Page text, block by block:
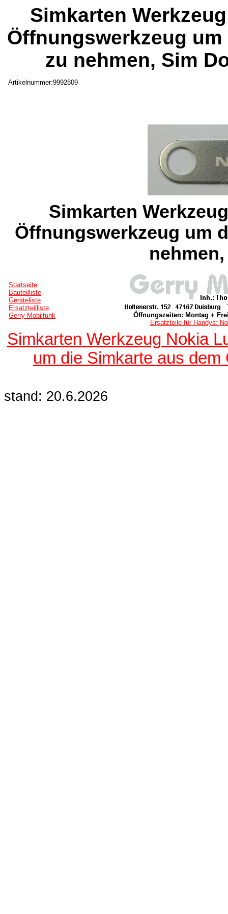
Simkarten
Öffnungswerkzeug
zu nehmen, Sim
Artikelnummer:9992809
Simkarten
Öffnungswerkzeug um
Startseite
Bauteilliste
Geräteliste
Ersatzteilliste
Gerry-Mobilfunk
Öffnungszeiten: Montag +
Ersatzteile für Handys:
Simkarten Werkzeug Nokia
um die Simkarte aus
stand: 20.6.2026